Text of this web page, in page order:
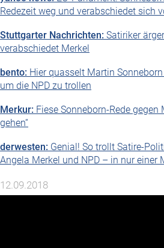
Redezeit weg und verabschiedet sich
Stuttgarter Nachrichten: Satiriker
verabschiedet Merkel
bento: Hier quasselt Martin
um die NPD zu trollen
Merkur: Fiese Sonneborn-Rede gegen
gehen“
derwesten: Genial! So trollt Satire-
Angela Merkel und NPD – in nur einer
12.09.2018